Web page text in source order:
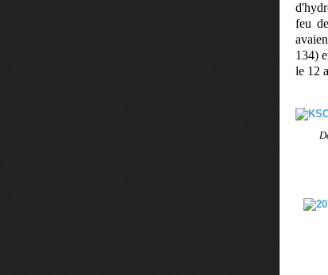
feu
134)
le 12